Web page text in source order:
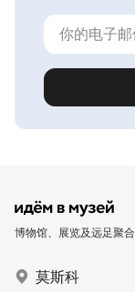
博物馆、展览及远足聚
莫斯科